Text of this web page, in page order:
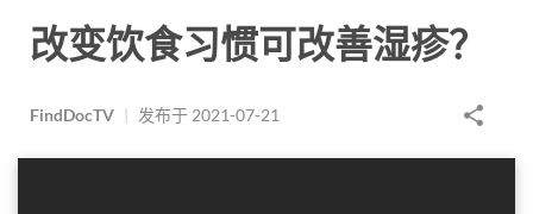
改变饮食习惯可改善湿疹？
FindDocTV | 发布于 2021-07-21